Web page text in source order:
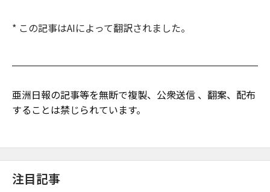
* この記事はAIによって翻訳されました。
亜洲日報の記事等を無断で複製、公衆送信 、翻案、配布
することは禁じられています。
注目記事